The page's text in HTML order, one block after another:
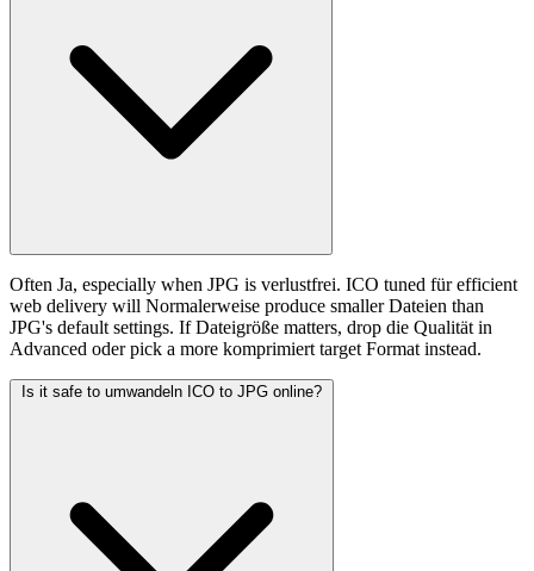
Often Ja, especially when JPG is verlustfrei. ICO tuned für efficient
web delivery will Normalerweise produce smaller Dateien than
JPG's default settings. If Dateigröße matters, drop die Qualität in
Advanced oder pick a more komprimiert target Format instead.
Is it safe to umwandeln ICO to JPG online?